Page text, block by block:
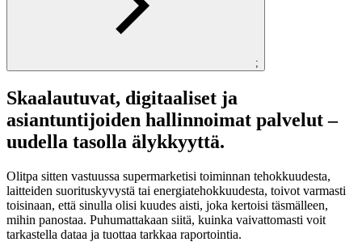
;
Skaalautuvat, digitaaliset ja
asiantuntijoiden hallinnoimat palvelut –
uudella tasolla älykkyyttä.
Olitpa sitten vastuussa supermarketisi toiminnan tehokkuudesta,
laitteiden suorituskyvystä tai energiatehokkuudesta, toivot varmasti
toisinaan, että sinulla olisi kuudes aisti, joka kertoisi täsmälleen,
mihin panostaa. Puhumattakaan siitä, kuinka vaivattomasti voit
tarkastella dataa ja tuottaa tarkkaa raportointia.